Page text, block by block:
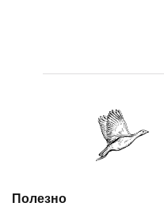
Полезно